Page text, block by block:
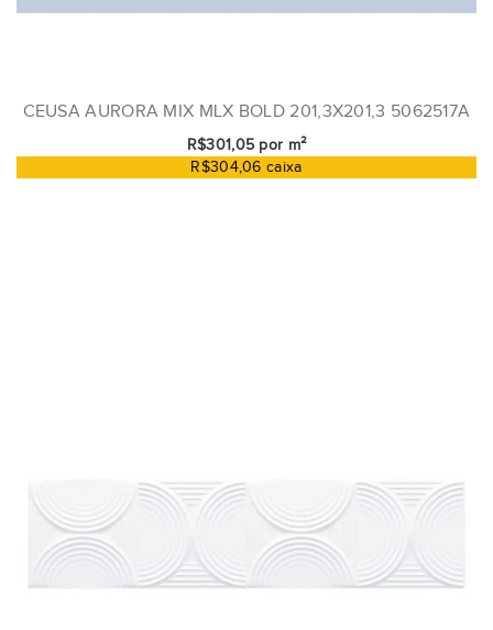
CEUSA AURORA MIX MLX BOLD 201,3X201,3 5062517A
R$301,05 por m²
R$304,06 caixa